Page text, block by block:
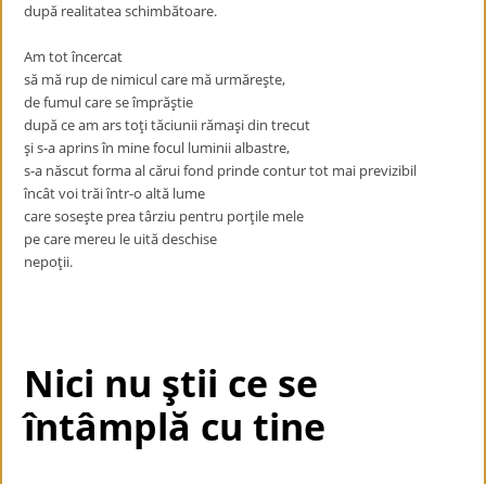
după realitatea schimbătoare.
Am tot încercat
să mă rup de nimicul care mă urmăreşte,
de fumul care se împrăştie
după ce am ars toţi tăciunii rămaşi din trecut
şi s-a aprins în mine focul luminii albastre,
s-a născut forma al cărui fond prinde contur tot mai previzibil
încât voi trăi într-o altă lume
care soseşte prea târziu pentru porţile mele
pe care mereu le uită deschise
nepoţii.
Nici nu ştii ce se
întâmplă cu tine